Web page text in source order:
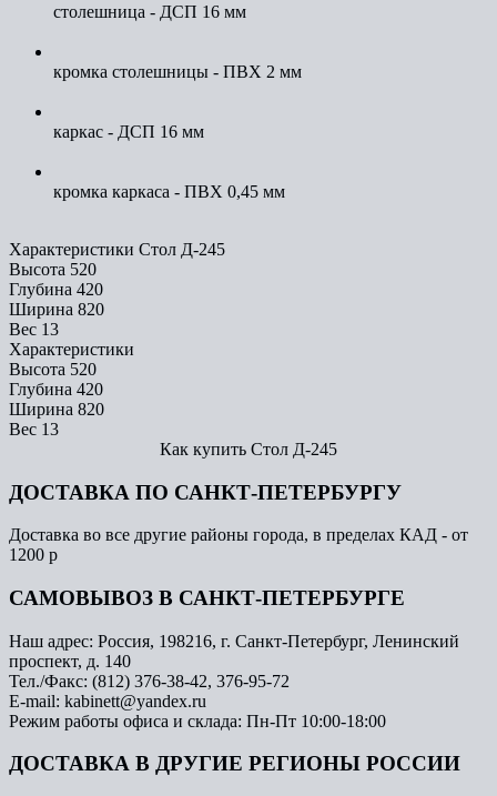
столешница - ДСП 16 мм
кромка столешницы - ПВХ 2 мм
каркас - ДСП 16 мм
кромка каркаса - ПВХ 0,45 мм
Характеристики Стол Д-245
Высота 520
Глубина 420
Ширина 820
Вес 13
Характеристики
Высота 520
Глубина 420
Ширина 820
Вес 13
Как купить Стол Д-245
ДОСТАВКА ПО САНКТ-ПЕТЕРБУРГУ
Доставка во все другие районы города, в пределах КАД - от
1200 р
САМОВЫВОЗ В САНКТ-ПЕТЕРБУРГЕ
Наш адрес: Россия, 198216, г. Санкт-Петербург, Ленинский
проспект, д. 140
Тел./Факс: (812) 376-38-42, 376-95-72
E-mail: kabinett@yandex.ru
Режим работы офиса и склада: Пн-Пт 10:00-18:00
ДОСТАВКА В ДРУГИЕ РЕГИОНЫ РОССИИ